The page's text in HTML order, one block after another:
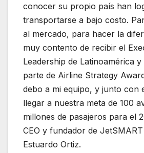
conocer su propio país han
transportarse a bajo costo.
al mercado, para hacer la
muy contento de recibir el
Leadership de Latinoamérica
parte de Airline Strategy
debo a mi equipo, y junto con
llegar a nuestra meta de 100
millones de pasajeros para el
CEO y fundador de
Estuardo Ortiz.